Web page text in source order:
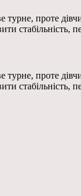
проте
стабільність,
проте
стабільність,